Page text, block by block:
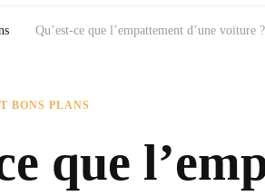
Qu’est-ce que l’empattement d’une voiture
BONS PLANS
que